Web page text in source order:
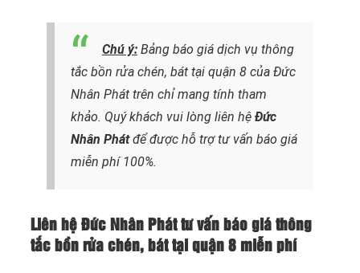
Chú ý: Bảng báo giá dịch vụ thông
tắc bồn rửa chén, bát tại quận 8 của Đức
Nhân Phát trên chỉ mang tính tham
khảo. Quý khách vui lòng liên hệ Đức
Nhân Phátđể được hỗ trợ tư vấn báo giá
miễn phí 100%.
Liên hệ Đức Nhân Phát tư vấn báo giá thông
tắc bồn rửa chén, bát tại quận 8 miễn phí